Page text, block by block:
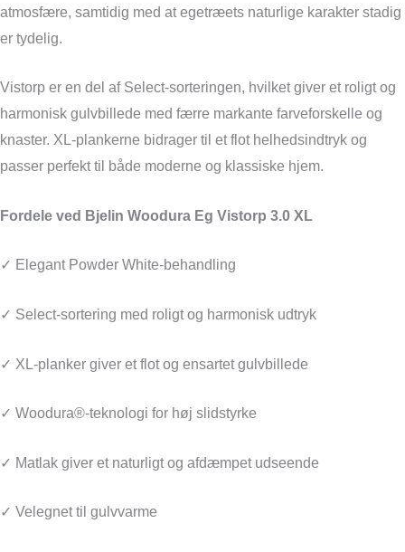
atmosfære, samtidig med at egetræets naturlige karakter stadig
er tydelig.
Vistorp er en del af Select-sorteringen, hvilket giver et roligt og
harmonisk gulvbillede med færre markante farveforskelle og
knaster. XL-plankerne bidrager til et flot helhedsindtryk og
passer perfekt til både moderne og klassiske hjem.
Fordele ved Bjelin Woodura Eg Vistorp 3.0 XL
✓ Elegant Powder White-behandling
✓ Select-sortering med roligt og harmonisk udtryk
✓ XL-planker giver et flot og ensartet gulvbillede
✓ Woodura®-teknologi for høj slidstyrke
✓ Matlak giver et naturligt og afdæmpet udseende
✓ Velegnet til gulvvarme